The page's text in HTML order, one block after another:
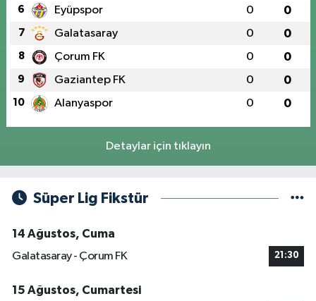
6 Eyüpspor 0 0
7 Galatasaray 0 0
8 Çorum FK 0 0
9 Gaziantep FK 0 0
10 Alanyaspor 0 0
Detaylar için tıklayın
Süper Lig Fikstür
14 Ağustos, Cuma
Galatasaray - Çorum FK
21:30
15 Ağustos, Cumartesi